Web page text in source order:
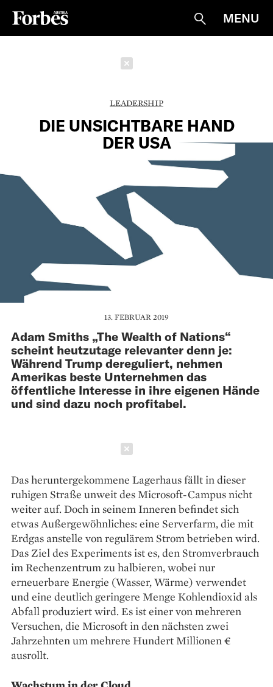
Suche
MENU
LEADERSHIP
DIE UNSICHTBARE HAND
DER USA
13. FEBRUAR 2019
Adam Smiths „The Wealth of Nations“
scheint heutzutage relevanter denn je:
Während Trump dereguliert, nehmen
Amerikas beste Unternehmen das
öffentliche Interesse in ihre eigenen Hände
und sind dazu noch profitabel.
Das heruntergekommene Lagerhaus fällt in ­dieser
ruhigen Straße unweit des Microsoft-Campus nicht
weiter auf. Doch in seinem ­Inneren befindet sich
etwas Außergewöhnliches: eine Serverfarm, die mit
Erdgas anstelle von ­regulärem Strom betrieben wird.
Das Ziel des Experiments ist es, den Stromverbrauch
im Rechenzentrum zu halbieren, wobei nur
erneuerbare Energie (Wasser, Wärme) verwendet
und eine deutlich geringere Menge Kohlendioxid als
Abfall produziert wird. Es ist einer von mehreren
Versuchen, die Microsoft in den nächsten zwei
Jahrzehnten um mehrere Hundert Millionen €
ausrollt.